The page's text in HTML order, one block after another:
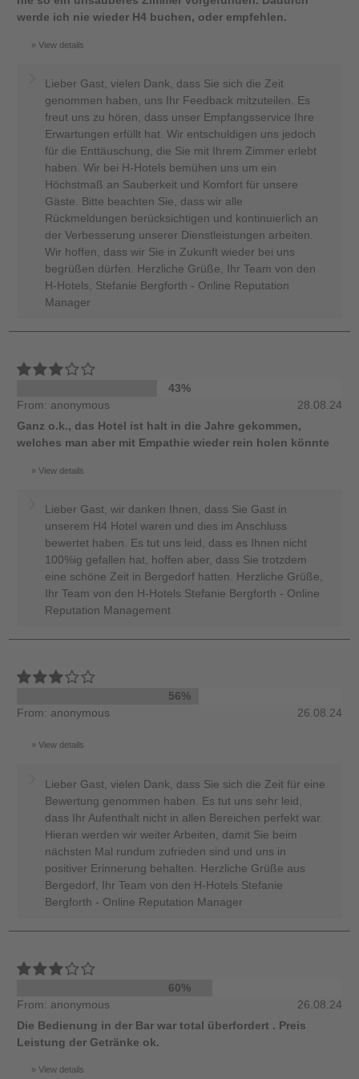
werde ich nie wieder H4 buchen, oder empfehlen.
View details
Lieber Gast, vielen Dank, dass Sie sich die Zeit
genommen haben, uns Ihr Feedback mitzuteilen. Es
freut uns zu hören, dass unser Empfangsservice Ihre
Erwartungen erfüllt hat. Wir entschuldigen uns jedoch
für die Enttäuschung, die Sie mit Ihrem Zimmer erlebt
haben. Wir bei H-Hotels bemühen uns um ein
Höchstmaß an Sauberkeit und Komfort für unsere
Gäste. Bitte beachten Sie, dass wir alle
Rückmeldungen berücksichtigen und kontinuierlich an
der Verbesserung unserer Dienstleistungen arbeiten.
Wir hoffen, dass wir Sie in Zukunft wieder bei uns
begrüßen dürfen. Herzliche Grüße, Ihr Team von den
H-Hotels, Stefanie Bergforth - Online Reputation
Manager
43%
From: anonymous
28.08.24
Ganz o.k., das Hotel ist halt in die Jahre gekommen,
welches man aber mit Empathie wieder rein holen könnte
View details
Lieber Gast, wir danken Ihnen, dass Sie Gast in
unserem H4 Hotel waren und dies im Anschluss
bewertet haben. Es tut uns leid, dass es Ihnen nicht
100%ig gefallen hat, hoffen aber, dass Sie trotzdem
eine schöne Zeit in Bergedorf hatten. Herzliche Grüße,
Ihr Team von den H-Hotels Stefanie Bergforth - Online
Reputation Management
56%
From: anonymous
26.08.24
View details
Lieber Gast, vielen Dank, dass Sie sich die Zeit für eine
Bewertung genommen haben. Es tut uns sehr leid,
dass Ihr Aufenthalt nicht in allen Bereichen perfekt war.
Hieran werden wir weiter Arbeiten, damit Sie beim
nächsten Mal rundum zufrieden sind und uns in
positiver Erinnerung behalten. Herzliche Grüße aus
Bergedorf, Ihr Team von den H-Hotels Stefanie
Bergforth - Online Reputation Manager
60%
From: anonymous
26.08.24
Die Bedienung in der Bar war total überfordert . Preis
Leistung der Getränke ok.
View details